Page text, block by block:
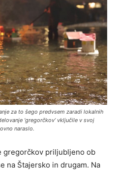
za to šego predvsem zaradi lokalnih
‘gregorčkov’ vključile v svoj
naraslo.
gregorčkov priljubljeno ob
na Štajersko in drugam. Na